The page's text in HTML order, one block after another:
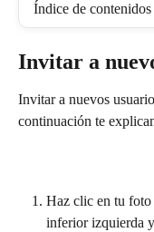
Índice de contenidos
Invitar a
Invitar a nuevos
continuación te
Haz clic en tu
inferior izquierda